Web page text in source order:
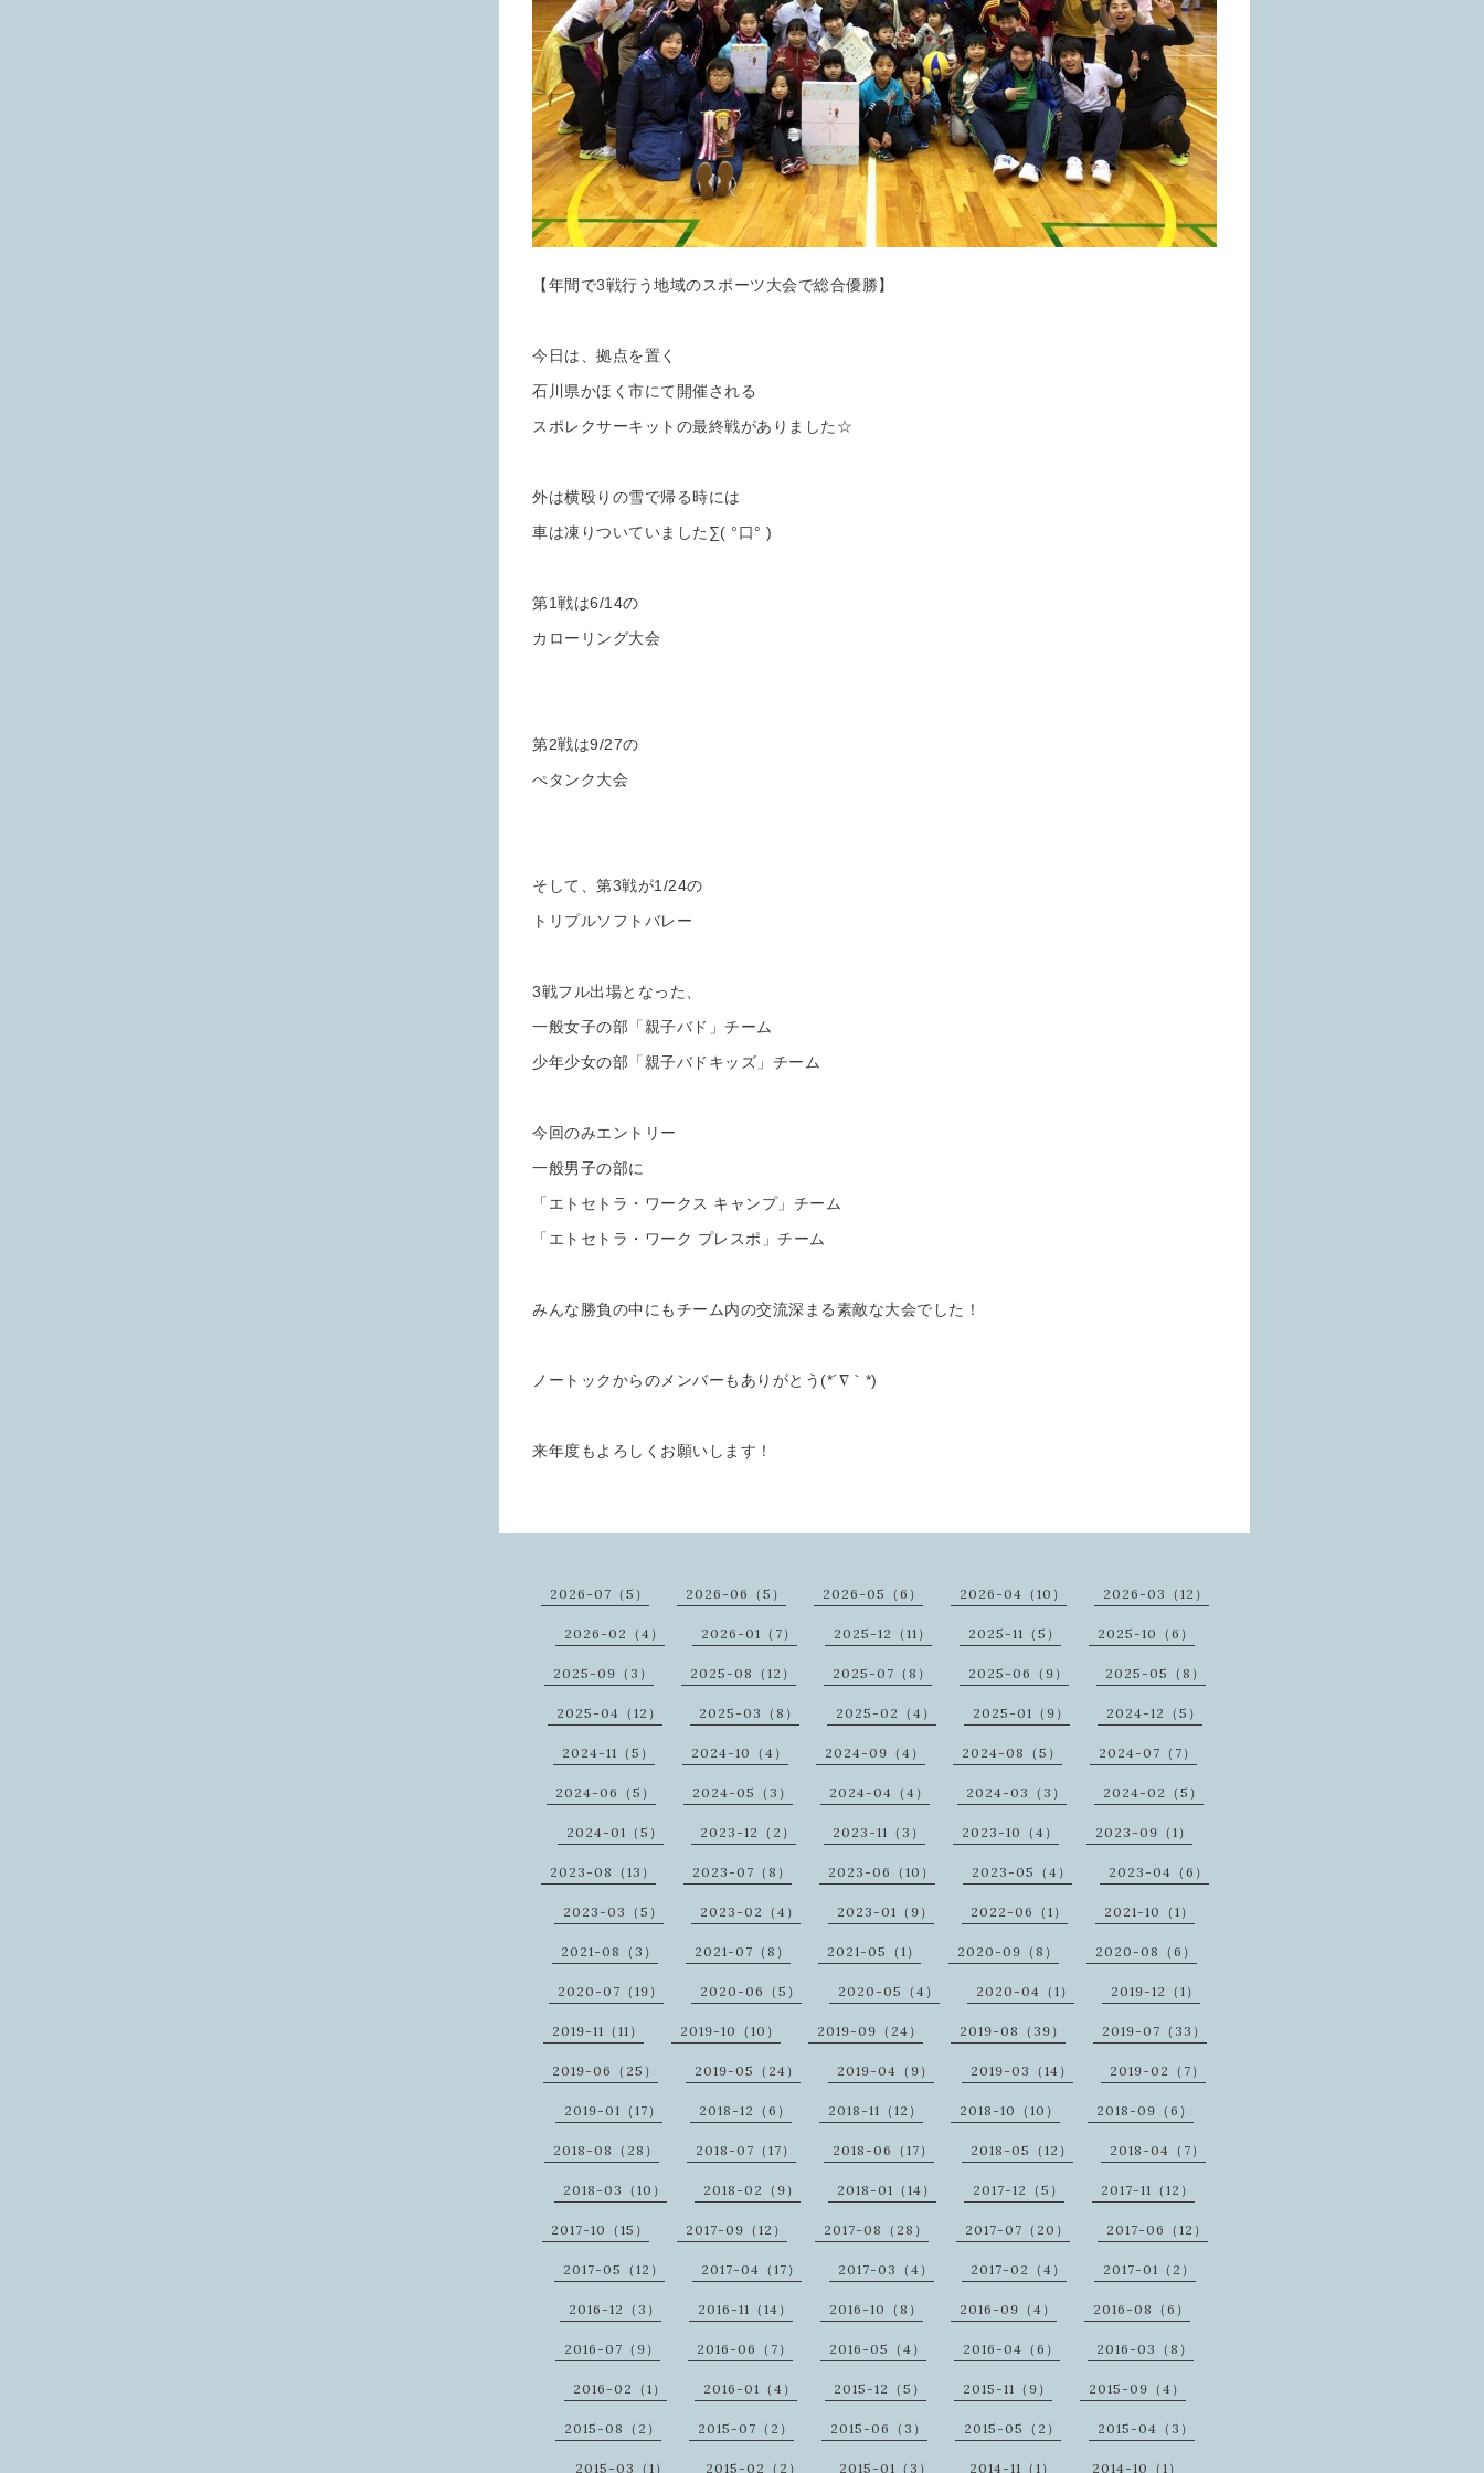
【年間で3戦行う地域のスポーツ大会で総合優勝】
今日は、拠点を置く
石川県かほく市にて開催される
スポレクサーキットの最終戦がありました☆
外は横殴りの雪で帰る時には
車は凍りついていました∑( °口° )
第1戦は6/14の
カローリング大会
第2戦は9/27の
ぺタンク大会
そして、第3戦が1/24の
トリプルソフトバレー
3戦フル出場となった、
一般女子の部「親子バド」チーム
少年少女の部「親子バドキッズ」チーム
今回のみエントリー
一般男子の部に
「エトセトラ・ワークス キャンプ」チーム
「エトセトラ・ワーク プレスポ」チーム
みんな勝負の中にもチーム内の交流深まる素敵な大会でした！
ノートックからのメンバーもありがとう(*´∇｀*)
来年度もよろしくお願いします！
2026-07（5） 2026-06（5） 2026-05（6） 2026-04（10） 2026-03（12）
2026-02（4） 2026-01（7） 2025-12（11） 2025-11（5） 2025-10（6）
2025-09（3） 2025-08（12） 2025-07（8） 2025-06（9） 2025-05（8）
2025-04（12） 2025-03（8） 2025-02（4） 2025-01（9） 2024-12（5）
2024-11（5） 2024-10（4） 2024-09（4） 2024-08（5） 2024-07（7）
2024-06（5） 2024-05（3） 2024-04（4） 2024-03（3） 2024-02（5）
2024-01（5） 2023-12（2） 2023-11（3） 2023-10（4） 2023-09（1）
2023-08（13） 2023-07（8） 2023-06（10） 2023-05（4） 2023-04（6）
2023-03（5） 2023-02（4） 2023-01（9） 2022-06（1） 2021-10（1）
2021-08（3） 2021-07（8） 2021-05（1） 2020-09（8） 2020-08（6）
2020-07（19） 2020-06（5） 2020-05（4） 2020-04（1） 2019-12（1）
2019-11（11） 2019-10（10） 2019-09（24） 2019-08（39） 2019-07（33）
2019-06（25） 2019-05（24） 2019-04（9） 2019-03（14） 2019-02（7）
2019-01（17） 2018-12（6） 2018-11（12） 2018-10（10） 2018-09（6）
2018-08（28） 2018-07（17） 2018-06（17） 2018-05（12） 2018-04（7）
2018-03（10） 2018-02（9） 2018-01（14） 2017-12（5） 2017-11（12）
2017-10（15） 2017-09（12） 2017-08（28） 2017-07（20） 2017-06（12）
2017-05（12） 2017-04（17） 2017-03（4） 2017-02（4） 2017-01（2）
2016-12（3） 2016-11（14） 2016-10（8） 2016-09（4） 2016-08（6）
2016-07（9） 2016-06（7） 2016-05（4） 2016-04（6） 2016-03（8）
2016-02（1） 2016-01（4） 2015-12（5） 2015-11（9） 2015-09（4）
2015-08（2） 2015-07（2） 2015-06（3） 2015-05（2） 2015-04（3）
2015-03（1） 2015-02（2） 2015-01（3） 2014-11（1） 2014-10（1）